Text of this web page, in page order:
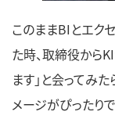
このままBIとエク
た時、取締役から
ます」と会ってみ
メージがぴったり